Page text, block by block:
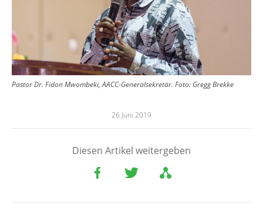
Pastor Dr. Fidon Mwombeki, AACC-Generalsekretär. Foto: Gregg Brekke
26 Juni 2019
Diesen Artikel weitergeben